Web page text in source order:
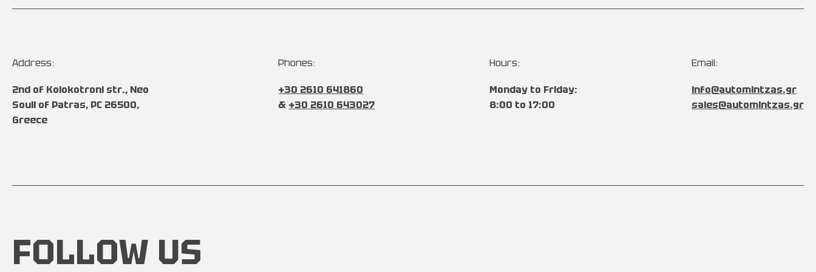
Address:
2nd of Kolokotroni str., Neo
Souli of Patras, PC 26500,
Greece
Phones:
+30 2610 641860
& +30 2610 643027
Hours:
Monday to Friday:
8:00 to 17:00
Email:
info@automintzas.gr
sales@automintzas.gr
FOLLOW US